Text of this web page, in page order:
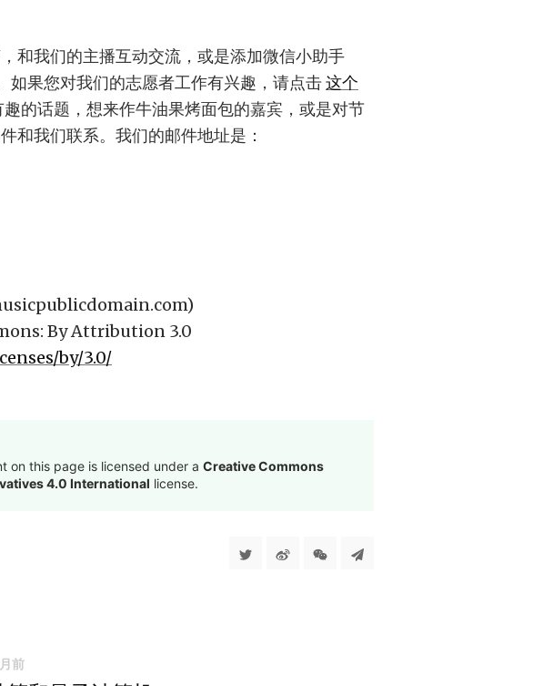
和我们的主播互动交流，或是添加微信小助手
果您对我们的志愿者工作有兴趣，请点击这个
的话题，想来作牛油果烤面包的嘉宾，或是对节
和我们联系。我们的邮件地址是：
By Attribution 3.0
by/3.0/
on this page is licensed under a Creative Commons
4.0 International license.
前